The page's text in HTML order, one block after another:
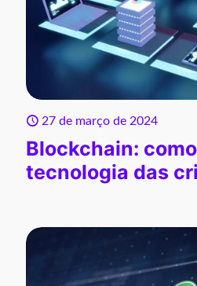
27 de março de 2024
Blockchain:
tecnologia das